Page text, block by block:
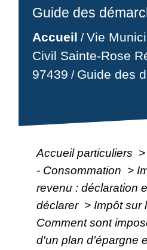
Guide des
Accueil /Vie
Civil Sainte-Rose
97439 / Guide des
Accueil particuliers >
- Consommation >
revenu : déclaration
déclarer > Impôt sur
Comment sont
d'un plan d'épargne